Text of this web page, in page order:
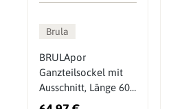
Brula
BRULApor
Ganzteilsockel mit
Ausschnitt, Länge 600
mm